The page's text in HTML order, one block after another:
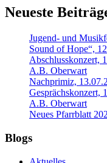
Neueste
Jugend- und
Sound of Hope“,
Abschlusskonzert,
A.B. Oberwart
Nachprimiz,
Gesprächskonzert,
A.B. Oberwart
Neues Pfarrblatt
Blogs